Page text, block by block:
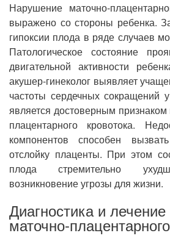
Нарушение маточно-
выражено со стороны ребенка.
гипоксии плода в ряде случаев
Патологическое состояние
двигательной активности
акушер-гинеколог выявляет
частоты сердечных сокращений
является достоверным
плацентарного кровотока.
компонентов способен
отслойку плаценты. При этом
плода стремительно
возникновение угрозы для жизни.
Диагностика и
маточно-